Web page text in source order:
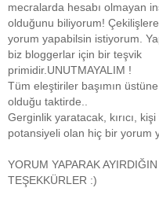
mecralarda hesabı olmayan
olduğunu biliyorum!
yorum yapabilsin istiyorum.
biz bloggerlar için bir teşvik
primidir.UNUTMAYALIM !
Tüm eleştiriler başımın üstüne
olduğu taktirde..
Gerginlik yaratacak, kırıcı,
potansiyeli olan hiç bir yorum
YORUM YAPARAK
TEŞEKKÜRLER :)